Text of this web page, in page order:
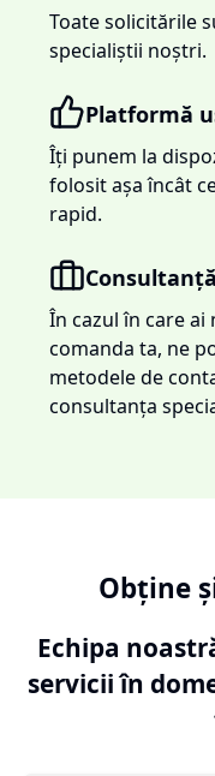
Toate solicitările
specialiștii noștri.
Platformă
Îți punem la
folosit așa încât
rapid.
În cazul în care
comanda ta, ne
metodele de
consultanța
Obține
Echipa
servicii în